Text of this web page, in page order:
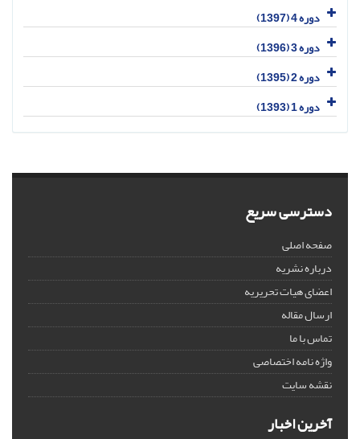
دوره 4 (1397)
دوره 3 (1396)
دوره 2 (1395)
دوره 1 (1393)
دسترسی سریع
صفحه اصلی
درباره نشریه
اعضای هیات تحریریه
ارسال مقاله
تماس با ما
واژه نامه اختصاصی
نقشه سایت
آخرین اخبار